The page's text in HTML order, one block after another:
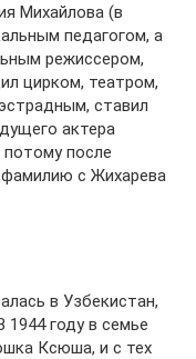
Михайлова (в
педагогом, а
режиссером,
цирком, театром,
ставил
актера
потому после
с Жихарева
в Узбекистан,
году в семье
Ксюша, и с тех